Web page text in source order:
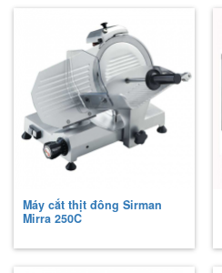
Máy cắt thịt đông Sirman
Mirra 250C